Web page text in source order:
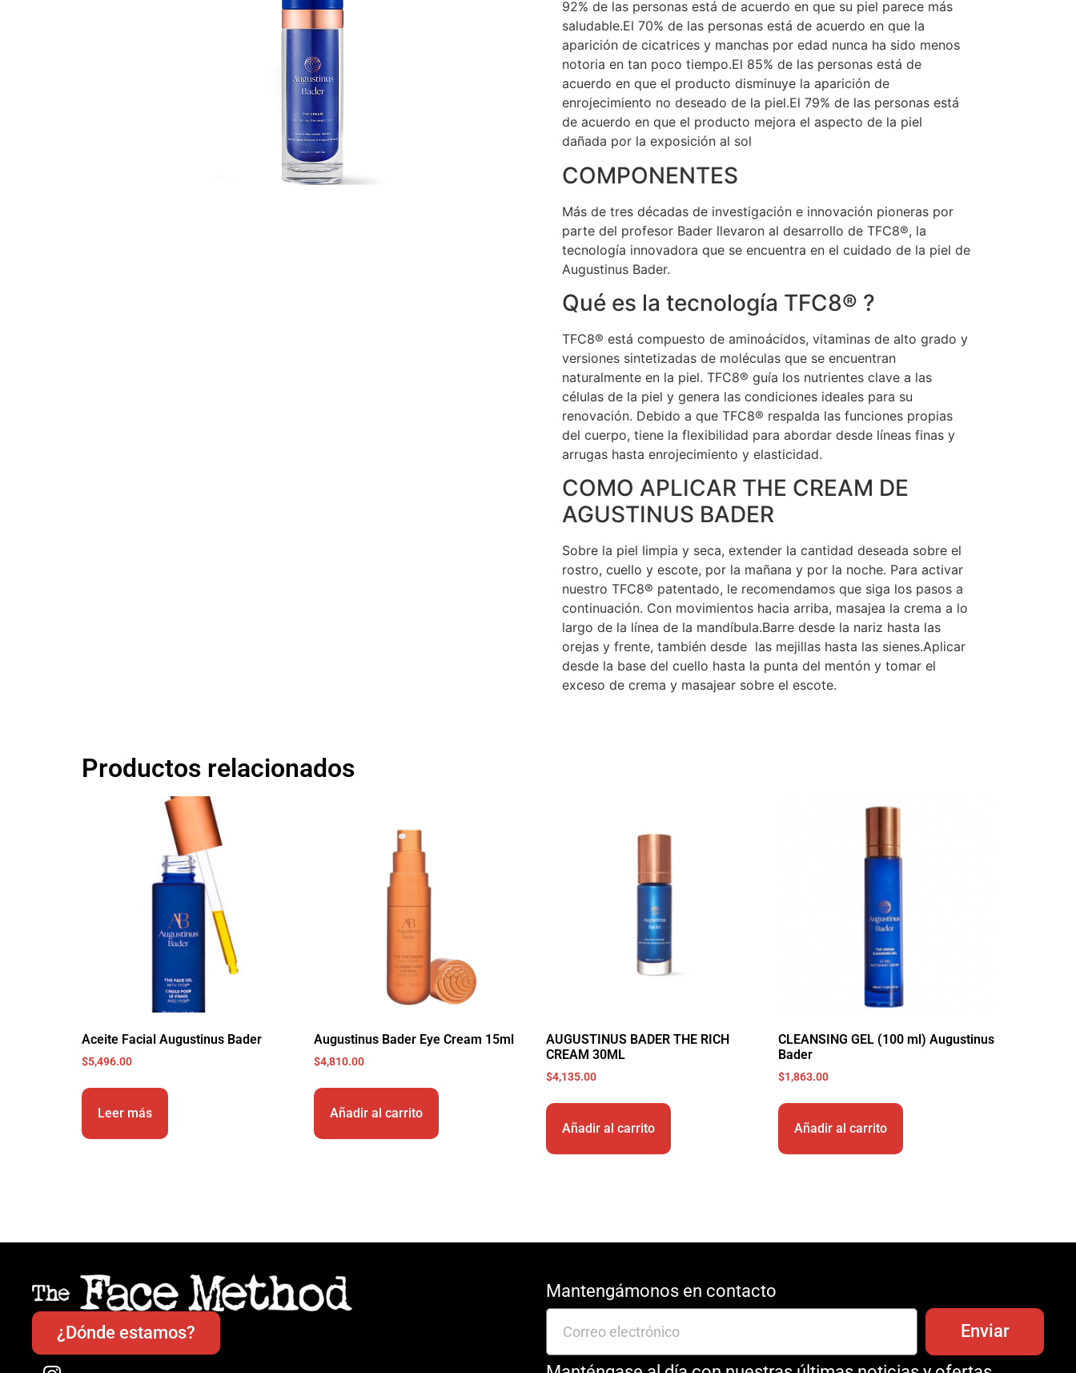
92% de las personas está de acuerdo en que su piel parece más
saludable.El 70% de las personas está de acuerdo en que la
aparición de cicatrices y manchas por edad nunca ha sido menos
notoria en tan poco tiempo.El 85% de las personas está de
acuerdo en que el producto disminuye la aparición de
enrojecimiento no deseado de la piel.El 79% de las personas está
de acuerdo en que el producto mejora el aspecto de la piel
dañada por la exposición al sol
COMPONENTES
Más de tres décadas de investigación e innovación pioneras por
parte del profesor Bader llevaron al desarrollo de TFC8®, la
tecnología innovadora que se encuentra en el cuidado de la piel de
Augustinus Bader.
Qué es la tecnología TFC8® ?
TFC8® está compuesto de aminoácidos, vitaminas de alto grado y
versiones sintetizadas de moléculas que se encuentran
naturalmente en la piel. TFC8® guía los nutrientes clave a las
células de la piel y genera las condiciones ideales para su
renovación. Debido a que TFC8® respalda las funciones propias
del cuerpo, tiene la flexibilidad para abordar desde líneas finas y
arrugas hasta enrojecimiento y elasticidad.
COMO APLICAR THE CREAM DE
AGUSTINUS BADER
Sobre la piel limpia y seca, extender la cantidad deseada sobre el
rostro, cuello y escote, por la mañana y por la noche. Para activar
nuestro TFC8® patentado, le recomendamos que siga los pasos a
continuación. Con movimientos hacia arriba, masajea la crema a lo
largo de la línea de la mandíbula.Barre desde la nariz hasta las
orejas y frente, también desde las mejillas hasta las sienes.Aplicar
desde la base del cuello hasta la punta del mentón y tomar el
exceso de crema y masajear sobre el escote.
Productos relacionados
Aceite Facial Augustinus Bader
$5,496.00
Leer más
Augustinus Bader Eye Cream 15ml
$4,810.00
Añadir al carrito
AUGUSTINUS BADER THE RICH
CREAM 30ML
$4,135.00
Añadir al carrito
CLEANSING GEL (100 ml) Augustinus
Bader
$1,863.00
Añadir al carrito
¿Dónde estamos?
Mantengámonos en contacto
Enviar